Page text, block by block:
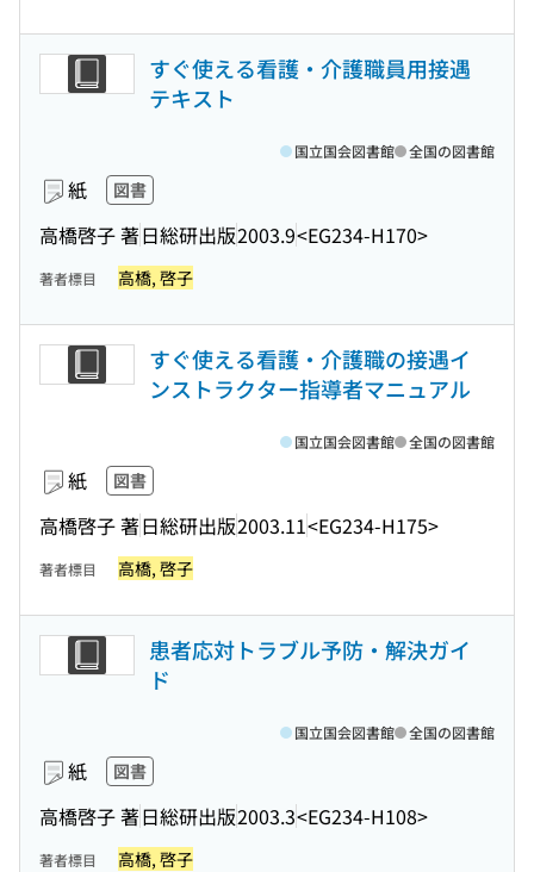
すぐ使える看護・介護職員用接遇
テキスト
紙 図書
高橋啓子 著日総研出版2003.9<EG234-H170>
国立国会図書館 全国の図書館
著者標目 高橋, 啓子
すぐ使える看護・介護職の接遇イ
ンストラクター指導者マニュアル
紙 図書
高橋啓子 著日総研出版2003.11<EG234-H175>
国立国会図書館 全国の図書館
著者標目 高橋, 啓子
患者応対トラブル予防・解決ガイ
ド
紙 図書
高橋啓子 著日総研出版2003.3<EG234-H108>
国立国会図書館 全国の図書館
著者標目 高橋, 啓子